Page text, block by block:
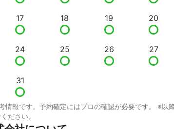
17 18 19 20
24 25 26 27
31
情報です。予約確定にはプロの確認が必要です。 ※以
ださい。